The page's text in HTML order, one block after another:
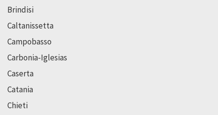
Brindisi
Caltanissetta
Campobasso
Carbonia-Iglesias
Caserta
Catania
Chieti